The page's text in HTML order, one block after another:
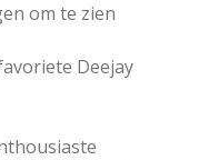
om te zien
Deejay